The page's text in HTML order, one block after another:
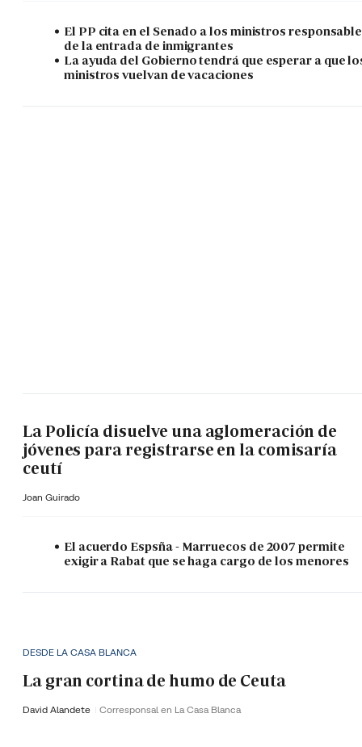
El PP cita en el Senado a los ministros
de la entrada de inmigrantes
La ayuda del Gobierno tendrá que esperar a que
ministros vuelvan de vacaciones
La Policía disuelve una aglomeración de
jóvenes para registrarse en la comisaría
ceutí
Joan Guirado
El acuerdo Espsña - Marruecos de 2007 permite
exigir a Rabat que se haga cargo de los menores
DESDE LA CASA BLANCA
La gran cortina de humo de Ceuta
David Alandete Corresponsal en La Casa Blanca